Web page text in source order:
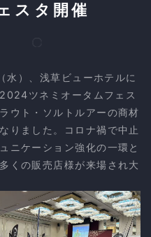
スタ開催
）、浅草ビューホテルに
ツネミオータムフェス
ウト・ソルトルアーの商材
りました。コロナ禍で中止
ニケーション強化の一環と
くの販売店様が来場され大